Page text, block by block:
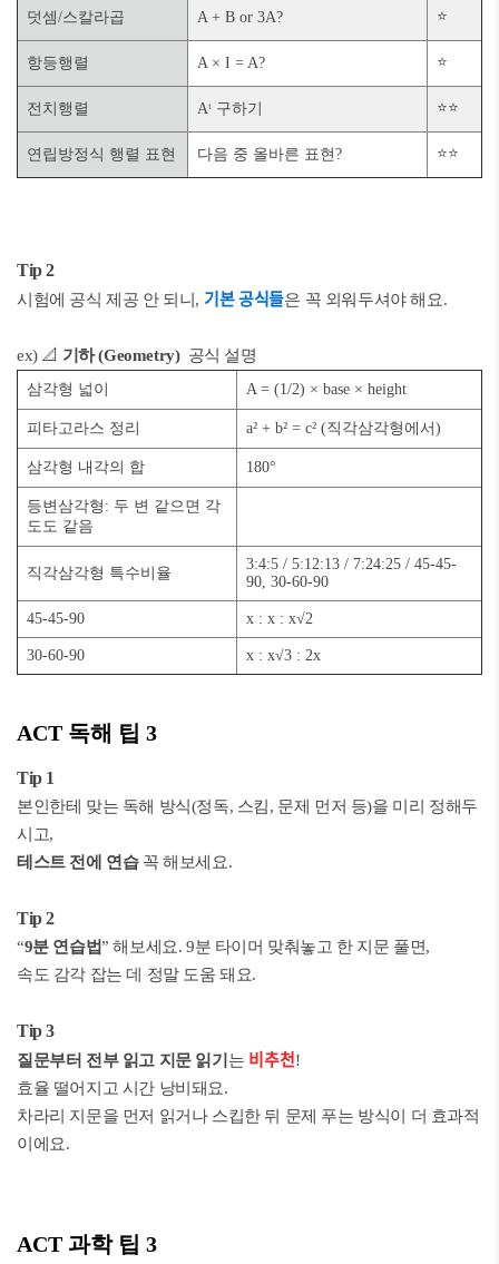
덧셈/스칼라곱 A + B or 3A? ⭐
항등행렬 A × I = A? ⭐
전치행렬 Aᵗ 구하기 ⭐⭐
연립방정식 행렬 표현 다음 중 올바른 표현? ⭐⭐
Tip 2
시험에 공식 제공 안 되니, 기본 공식들은 꼭 외워두셔야 해요.
ex) 📐 기하 (Geometry)공식 설명
삼각형 넓이 A = (1/2) × base × height
피타고라스 정리 a² + b² = c² (직각삼각형에서)
삼각형 내각의 합 180°
등변삼각형: 두 변 같으면 각
도도 같음
직각삼각형 특수비율
3:4:5 / 5:12:13 / 7:24:25 / 45-45-
90, 30-60-90
45-45-90 x : x : x√2
30-60-90 x : x√3 : 2x
ACT 독해 팁 3
Tip 1
본인한테 맞는 독해 방식(정독, 스킴, 문제 먼저 등)을 미리 정해두
시고,
테스트 전에 연습꼭 해보세요.
Tip 2
“9분 연습법” 해보세요. 9분 타이머 맞춰놓고 한 지문 풀면,
속도 감각 잡는 데 정말 도움 돼요.
Tip 3
질문부터 전부 읽고 지문 읽기 는 비추천!
효율 떨어지고 시간 낭비돼요.
차라리 지문을 먼저 읽거나 스킵한 뒤 문제 푸는 방식이 더 효과적
이에요.
ACT 과학 팁 3